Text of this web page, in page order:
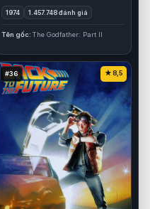
1974 1.457.748 đánh giá
Tên gốc The Godfather: Part II
#36 8,5